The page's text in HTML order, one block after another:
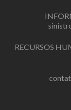
RECURSOS